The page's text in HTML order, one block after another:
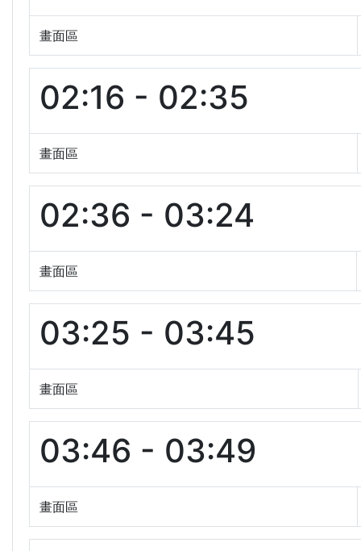
畫面區
02:16 - 02:35
畫面區
02:36 - 03:24
畫面區
03:25 - 03:45
畫面區
03:46 - 03:49
畫面區